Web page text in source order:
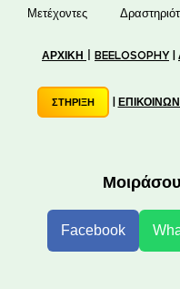
👥 Μετέχοντες ✋📚
ΑΡΧΙΚΗ | BEELOSOPHY|
ΣΤΗΡΙΞΗ
Facebook